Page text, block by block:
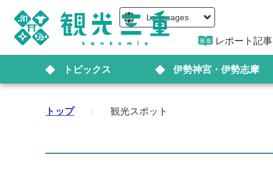
Languages
レポート記事
トピックス 伊勢神宮・伊勢志摩
トップ › 観光スポット